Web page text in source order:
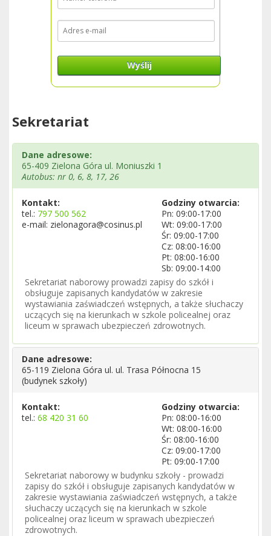
Wyślij
Sekretariat
Dane adresowe:
65-409 Zielona Góra ul. Moniuszki 1
Autobus: nr 0, 6, 8, 17, 26
Kontakt:
tel.: 797 500 562
e-mail: zielonagora@cosinus.pl
Godziny otwarcia:
Pn: 09:00-17:00
Wt: 09:00-17:00
Śr: 09:00-17:00
Cz: 08:00-16:00
Pt: 08:00-16:00
Sb: 09:00-14:00
Sekretariat naborowy prowadzi zapisy do szkół i
obsługuje zapisanych kandydatów w zakresie
wystawiania zaświadczeń wstępnych, a także słuchaczy
uczących się na kierunkach w szkole policealnej oraz
liceum w sprawach ubezpieczeń zdrowotnych.
Dane adresowe:
65-119 Zielona Góra ul. ul. Trasa Północna 15
(budynek szkoły)
Kontakt:
tel.: 68 420 31 60
Godziny otwarcia:
Pn: 08:00-16:00
Wt: 08:00-16:00
Śr: 08:00-16:00
Cz: 09:00-17:00
Pt: 09:00-17:00
Sekretariat naborowy w budynku szkoły - prowadzi
zapisy do szkół i obsługuje zapisanych kandydatów w
zakresie wystawiania zaświadczeń wstępnych, a także
słuchaczy uczących się na kierunkach w szkole
policealnej oraz liceum w sprawach ubezpieczeń
zdrowotnych.